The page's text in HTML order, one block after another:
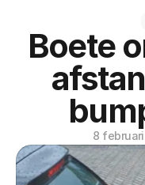
Boete
8 februari